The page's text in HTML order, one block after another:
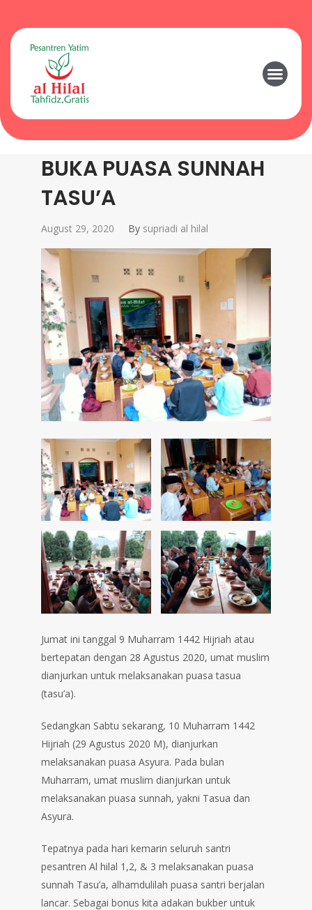
BUKA PUASA SUNNAH
TASU’A
August 29, 2020 By supriadi al hilal
Jumat ini tanggal 9 Muharram 1442 Hijriah atau
bertepatan dengan 28 Agustus 2020, umat muslim
dianjurkan untuk melaksanakan puasa tasua
(tasu’a).⁣
Sedangkan Sabtu sekarang, 10 Muharram 1442
Hijriah (29 Agustus 2020 M), dianjurkan
melaksanakan puasa Asyura. Pada bulan
Muharram, umat muslim dianjurkan untuk
melaksanakan puasa sunnah, yakni Tasua dan
Asyura.⁣
Tepatnya pada hari kemarin seluruh santri
pesantren Al hilal 1,2, & 3 melaksanakan puasa
sunnah Tasu’a, alhamdulilah puasa santri berjalan
lancar. Sebagai bonus kita adakan bukber untuk